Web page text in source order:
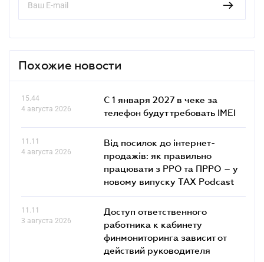
Похожие новости
15.44
4 августа 2026
С 1 января 2027 в чеке за
телефон будут требовать IMEI
11.11
4 августа 2026
Від посилок до інтернет-
продажів: як правильно
працювати з РРО та ПРРО – у
новому випуску TAX Podcast
11.11
3 августа 2026
Доступ ответственного
работника к кабинету
финмониторинга зависит от
действий руководителя